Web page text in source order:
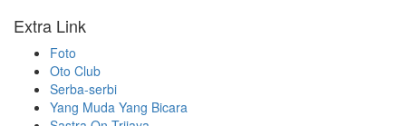
Extra Link
Foto
Oto Club
Serba-serbi
Yang Muda Yang Bicara